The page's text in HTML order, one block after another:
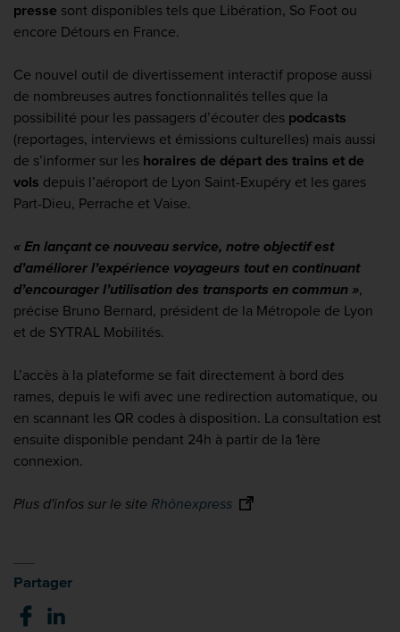
presse sont disponibles tels que Libération, So Foot ou
encore Détours en France.
Ce nouvel outil de divertissement interactif propose aussi
de nombreuses autres fonctionnalités telles que la
possibilité pour les passagers d’écouter des podcasts
(reportages, interviews et émissions culturelles) mais aussi
de s’informer sur les horaires de départ des trains et de
vols depuis l’aéroport de Lyon Saint-Exupéry et les gares
Part-Dieu, Perrache et Vaise.
« En lançant ce nouveau service, notre objectif est
d’améliorer l’expérience voyageurs tout en continuant
d’encourager l’utilisation des transports en commun »,
précise Bruno Bernard, président de la Métropole de Lyon
et de SYTRAL Mobilités.
L’accès à la plateforme se fait directement à bord des
rames, depuis le wifi avec une redirection automatique, ou
en scannant les QR codes à disposition. La consultation est
ensuite disponible pendant 24h à partir de la 1ère
connexion.
Plus d'infos sur le site Rhônexpress
Partager